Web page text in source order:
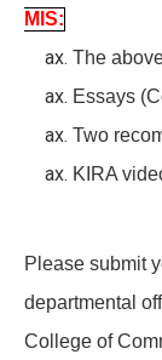
MIS:
The
Essays
Two
KIRA
Please submit
departmental
College of